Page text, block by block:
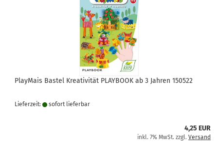
PlayMais Bastel Kreativität PLAYBOOK ab 3 Jahren 150522
Lieferzeit: sofort lie­fer­bar
4,25 EUR
inkl. 7% MwSt. zzgl. Versand